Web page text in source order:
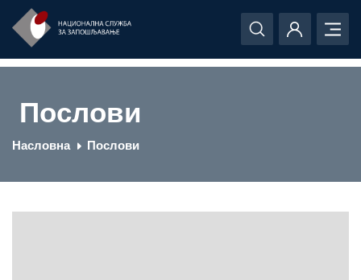
Послови
Насловна Послови